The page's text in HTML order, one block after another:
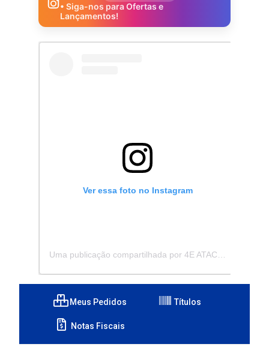
• Siga-nos para Ofertas e
Lançamentos!
Ver essa foto no Instagram
Meus Pedidos Títulos
Notas Fiscais